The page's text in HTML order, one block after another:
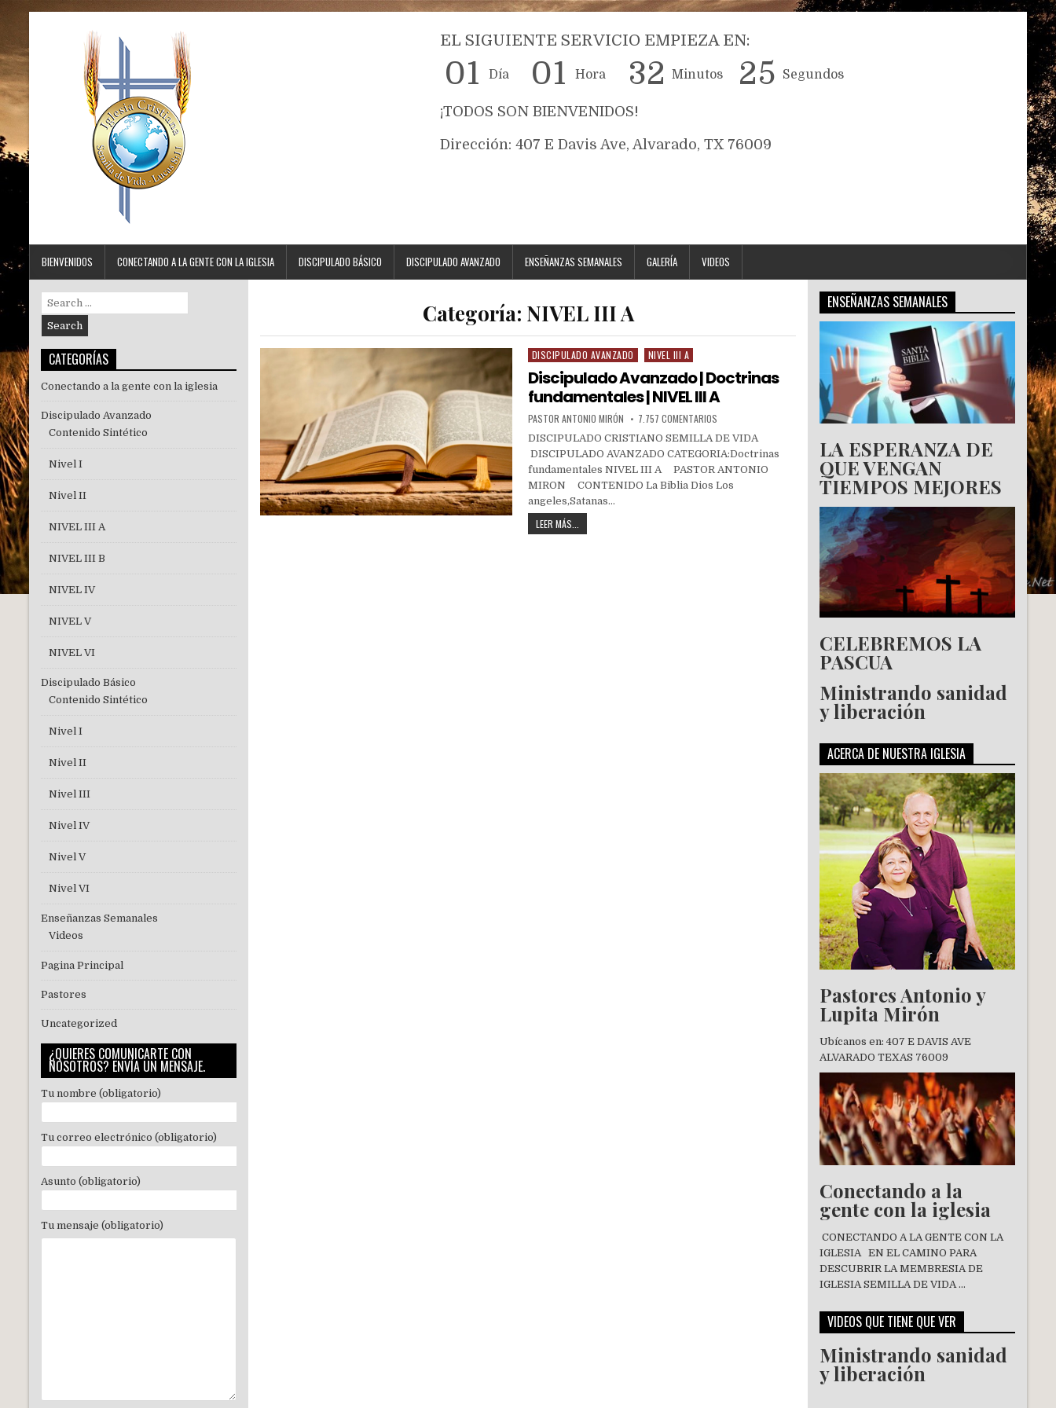
EL SIGUIENTE SERVICIO EMPIEZA EN:
01 Día 01 Hora 32 Minutos 24
5
Segundos
¡TODOS SON BIENVENIDOS!
Dirección: 407 E Davis Ave, Alvarado, TX 76009
BIENVENIDOS CONECTANDO A LA GENTE CON LA IGLESIA DISCIPULADO BÁSICO DISCIPULADO AVANZADO ENSEÑANZAS SEMANALES GALERÍA VIDEOS
Categoría: NIVEL III A
DISCIPULADO AVANZADO NIVEL III A
Discipulado Avanzado | Doctrinas
fundamentales | NIVEL III A
PASTOR ANTONIO MIRÓN 7.757 COMENTARIOS
DISCIPULADO CRISTIANO SEMILLA DE VIDA
DISCIPULADO AVANZADO CATEGORIA:Doctrinas
fundamentales NIVEL III A PASTOR ANTONIO
MIRON CONTENIDO La Biblia Dios Los
angeles,Satanas…
LEER MÁS...
CATEGORÍAS
Conectando a la gente con la iglesia
Discipulado Avanzado
Contenido Sintético
Nivel I
Nivel II
NIVEL III A
NIVEL III B
NIVEL IV
NIVEL V
NIVEL VI
Discipulado Básico
Contenido Sintético
Nivel I
Nivel II
Nivel III
Nivel IV
Nivel V
Nivel VI
Enseñanzas Semanales
Videos
Pagina Principal
Pastores
Uncategorized
¿QUIERES COMUNICARTE CON
NOSOTROS? ENVÍA UN MENSAJE.
Tu nombre (obligatorio)
Tu correo electrónico (obligatorio)
Asunto (obligatorio)
Tu mensaje (obligatorio)
ENSEÑANZAS SEMANALES
LA ESPERANZA DE
QUE VENGAN
TIEMPOS MEJORES
CELEBREMOS LA
PASCUA
Ministrando sanidad
y liberación
ACERCA DE NUESTRA IGLESIA
Pastores Antonio y
Lupita Mirón
Ubícanos en: 407 E DAVIS AVE
ALVARADO TEXAS 76009
Conectando a la
gente con la iglesia
CONECTANDO A LA GENTE CON LA
IGLESIA EN EL CAMINO PARA
DESCUBRIR LA MEMBRESIA DE
IGLESIA SEMILLA DE VIDA …
VIDEOS QUE TIENE QUE VER
Ministrando sanidad
y liberación